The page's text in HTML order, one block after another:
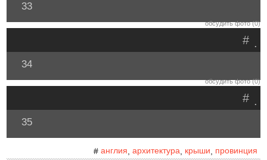
33
обсудить фото (0)
.
#
34
обсудить фото (0)
.
#
35
# англия архитектура, крыши провинция